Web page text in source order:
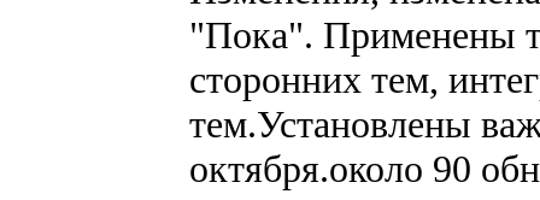
"Пока". Применены
сторонних тем,
тем.Установлены
октября.около 90